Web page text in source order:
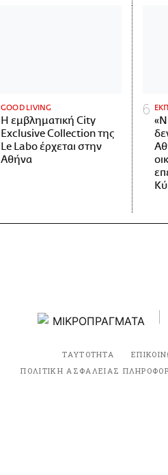
GOOD LIVING
Η εμβληματική City
Exclusive Collection της
Le Labo έρχεται στην
Αθήνα
ΤΑΥΤΟΤΗΤΑ
ΠΟΛΙΤΙΚΗ ΑΣΦΑΛΕΙΑΣ